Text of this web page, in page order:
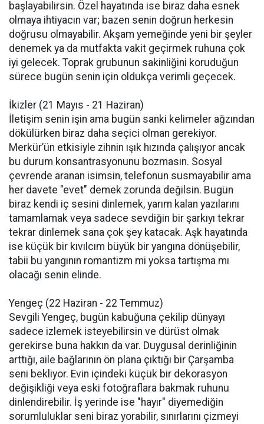
başlayabilirsin. Özel hayatında ise biraz daha esnek
olmaya ihtiyacın var; bazen senin doğrun herkesin
doğrusu olmayabilir. Akşam yemeğinde yeni bir şeyler
denemek ya da mutfakta vakit geçirmek ruhuna çok
iyi gelecek. Toprak grubunun sakinliğini koruduğun
sürece bugün senin için oldukça verimli geçecek.
İkizler (21 Mayıs - 21 Haziran)
İletişim senin işin ama bugün sanki kelimeler ağzından
dökülürken biraz daha seçici olman gerekiyor.
Merkür’ün etkisiyle zihnin ışık hızında çalışıyor ancak
bu durum konsantrasyonunu bozmasın. Sosyal
çevrende aranan isimsin, telefonun susmayabilir ama
her davete "evet" demek zorunda değilsin. Bugün
biraz kendi iç sesini dinlemek, yarım kalan yazılarını
tamamlamak veya sadece sevdiğin bir şarkıyı tekrar
tekrar dinlemek sana çok şey katacak. Aşk hayatında
ise küçük bir kıvılcım büyük bir yangına dönüşebilir,
tabii bu yangının romantizm mi yoksa tartışma mı
olacağı senin elinde.
Yengeç (22 Haziran - 22 Temmuz)
Sevgili Yengeç, bugün kabuğuna çekilip dünyayı
sadece izlemek isteyebilirsin ve dürüst olmak
gerekirse buna hakkın da var. Duygusal derinliğinin
arttığı, aile bağlarının ön plana çıktığı bir Çarşamba
seni bekliyor. Evin içindeki küçük bir dekorasyon
değişikliği veya eski fotoğraflara bakmak ruhunu
dinlendirebilir. İş yerinde ise "hayır" diyemediğin
sorumluluklar seni biraz yorabilir, sınırlarını çizmeyi